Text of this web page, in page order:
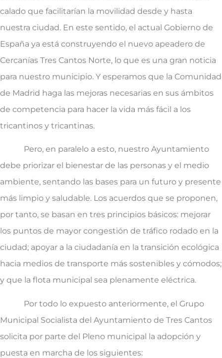
calado que facilitarían la movilidad desde y hasta
nuestra ciudad. En este sentido, el actual Gobierno de
España ya está construyendo el nuevo apeadero de
Cercanías Tres Cantos Norte, lo que es una gran noticia
para nuestro municipio. Y esperamos que la Comunidad
de Madrid haga las mejoras necesarias en sus ámbitos
de competencia para hacer la vida más fácil a los
tricantinos y tricantinas.
Pero, en paralelo a esto, nuestro Ayuntamiento
debe priorizar el bienestar de las personas y el medio
ambiente, sentando las bases para un futuro y presente
más limpio y saludable. Los acuerdos que se proponen,
por tanto, se basan en tres principios básicos: mejorar
los puntos de mayor congestión de tráfico rodado en la
ciudad; apoyar a la ciudadanía en la transición ecológica
hacia medios de transporte más sostenibles y cómodos;
y que la flota municipal sea plenamente eléctrica.
Por todo lo expuesto anteriormente, el Grupo
Municipal Socialista del Ayuntamiento de Tres Cantos
solicita por parte del Pleno municipal la adopción y
puesta en marcha de los siguientes: